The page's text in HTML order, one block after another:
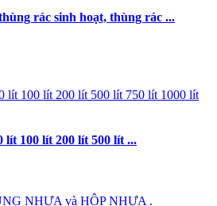
rác sinh hoạt, thùng rác ...
100 lít 200 lít 500 lít ...